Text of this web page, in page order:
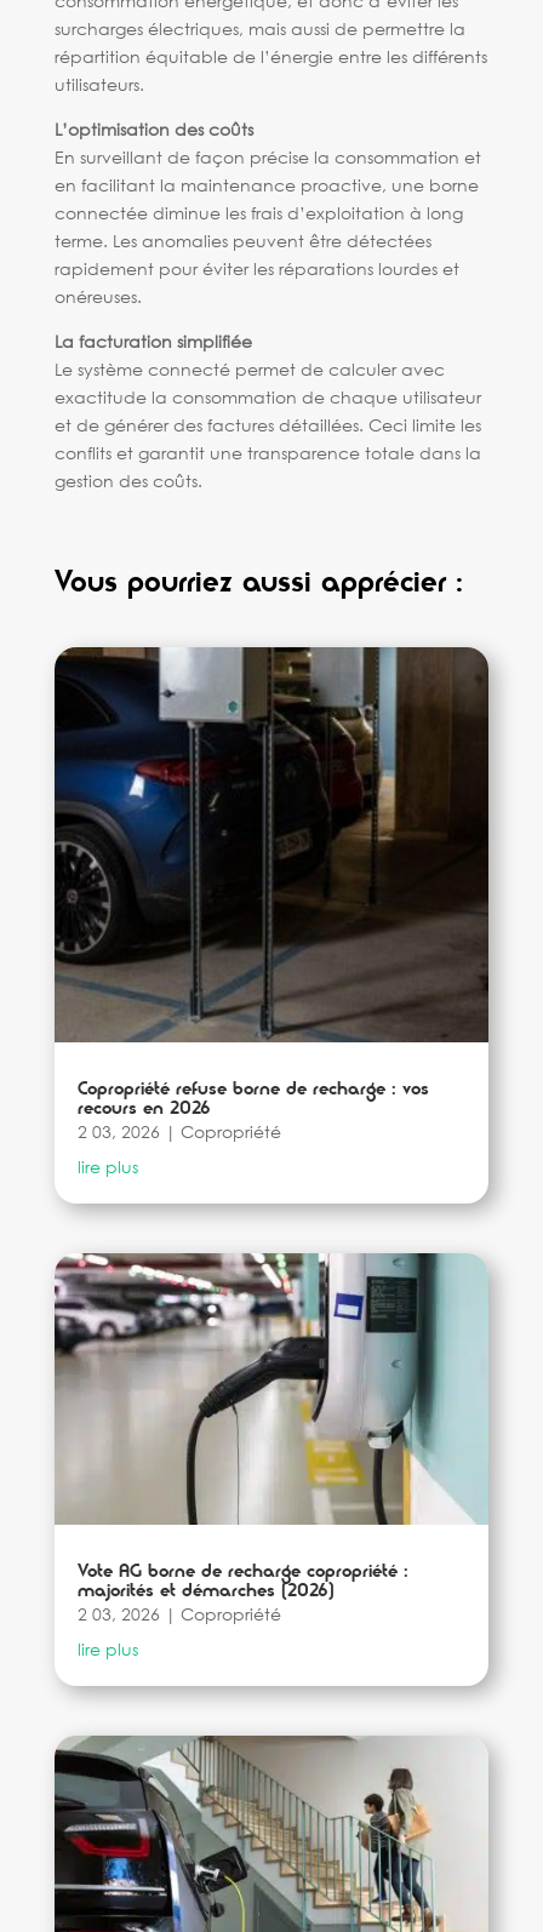
surcharges électriques, mais aussi de permettre la
répartition équitable de l’énergie entre les différents
utilisateurs.
L’optimisation des coûts
En surveillant de façon précise la consommation et
en facilitant la maintenance proactive, une borne
connectée diminue les frais d’exploitation à long
terme. Les anomalies peuvent être détectées
rapidement pour éviter les réparations lourdes et
onéreuses.
La facturation simplifiée
Le système connecté permet de calculer avec
exactitude la consommation de chaque utilisateur
et de générer des factures détaillées. Ceci limite les
conflits et garantit une transparence totale dans la
gestion des coûts.
Vous pourriez aussi apprécier :
Copropriété refuse borne de recharge : vos
recours en 2026
2 03, 2026 | Copropriété
lire plus
Vote AG borne de recharge copropriété :
majorités et démarches (2026)
2 03, 2026 | Copropriété
lire plus